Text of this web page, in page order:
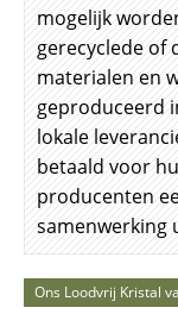
mogelijk
gerecyclede of
materialen en
geproduceerd
lokale
betaald voor
producenten
samenwerking
Ons Loodvrij Kristal